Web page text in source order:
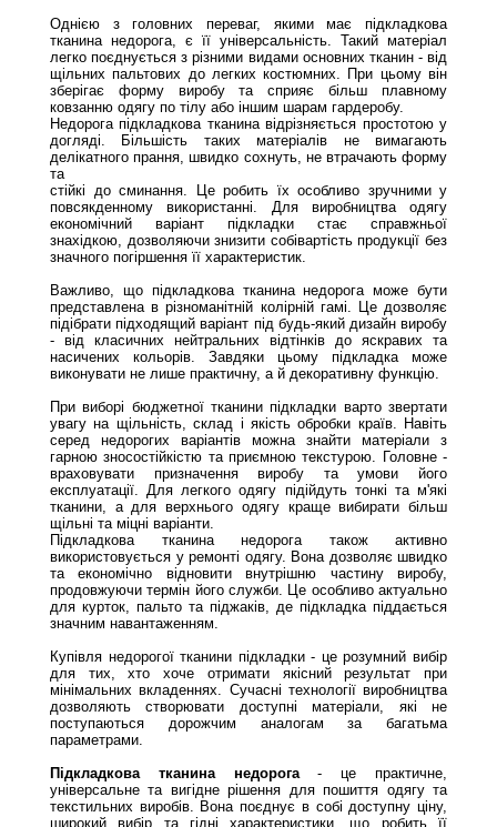
Однією з головних переваг, якими має підкладкова
тканина недорога, є її універсальність. Такий матеріал
легко поєднується з різними видами основних тканин - від
щільних пальтових до легких костюмних. При цьому він
зберігає форму виробу та сприяє більш плавному
ковзанню одягу по тілу або іншим шарам гардеробу.
Недорога підкладкова тканина відрізняється простотою у
догляді. Більшість таких матеріалів не вимагають
делікатного прання, швидко сохнуть, не втрачають форму
та
стійкі до сминання. Це робить їх особливо зручними у
повсякденному використанні. Для виробництва одягу
економічний варіант підкладки стає справжньої
знахідкою, дозволяючи знизити собівартість продукції без
значного погіршення її характеристик.
Важливо, що підкладкова тканина недорога може бути
представлена ​​в різноманітній колірній гамі. Це дозволяє
підібрати підходящий варіант під будь-який дизайн виробу
- від класичних нейтральних відтінків до яскравих та
насичених кольорів. Завдяки цьому підкладка може
виконувати не лише практичну, а й декоративну функцію.
При виборі бюджетної тканини підкладки варто звертати
увагу на щільність, склад і якість обробки країв. Навіть
серед недорогих варіантів можна знайти матеріали з
гарною зносостійкістю та приємною текстурою. Головне -
враховувати призначення виробу та умови його
експлуатації. Для легкого одягу підійдуть тонкі та м'які
тканини, а для верхнього одягу краще вибирати більш
щільні та міцні варіанти.
Підкладкова тканина недорога також активно
використовується у ремонті одягу. Вона дозволяє швидко
та економічно відновити внутрішню частину виробу,
продовжуючи термін його служби. Це особливо актуально
для курток, пальто та піджаків, де підкладка піддається
значним навантаженням.
Купівля недорогої тканини підкладки - це розумний вибір
для тих, хто хоче отримати якісний результат при
мінімальних вкладеннях. Сучасні технології виробництва
дозволяють створювати доступні матеріали, які не
поступаються дорожчим аналогам за багатьма
параметрами.
Підкладкова тканина недорога- це практичне,
універсальне та вигідне рішення для пошиття одягу та
текстильних виробів. Вона поєднує в собі доступну ціну,
широкий вибір та гідні характеристики, що робить її